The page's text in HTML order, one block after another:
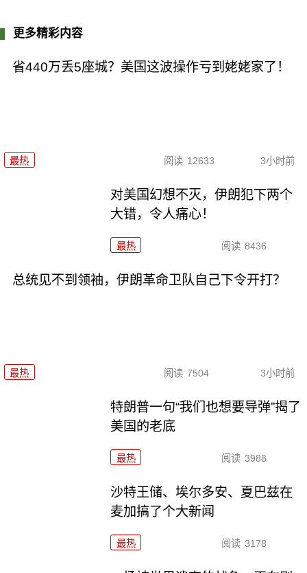
更多精彩内容
省440万丢5座城？美国这波操作亏到姥姥家了！
最热 阅读 12633 3小时前
对美国幻想不灭，伊朗犯下两个
大错，令人痛心！
最热 阅读 8436
总统见不到领袖，伊朗革命卫队自己下令开打？
最热 阅读 7504 3小时前
特朗普一句“我们也想要导弹”揭了
美国的老底
最热 阅读 3988
沙特王储、埃尔多安、夏巴兹在
麦加搞了个大新闻
最热 阅读 3178